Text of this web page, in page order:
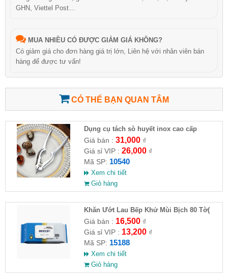
GHN, Viettel Post…
MUA NHIỀU CÓ ĐƯỢC GIẢM GIÁ KHÔNG?
Có giảm giá cho đơn hàng giá trị lớn, Liên hệ với nhân viên bán
hàng để được tư vấn!
CÓ THỂ BẠN QUAN TÂM
Dụng cụ tách sò huyết inox cao cấp
Giá bán : 31,000₫
Giá sỉ VIP : 26,000₫
Mã SP: 10540
Xem chi tiết
Giỏ hàng
Khăn Ướt Lau Bếp Khử Mùi Bịch 80 Tờ(
HĐ )
Giá bán : 16,500₫
Giá sỉ VIP : 13,200₫
Mã SP: 15188
Xem chi tiết
Giỏ hàng